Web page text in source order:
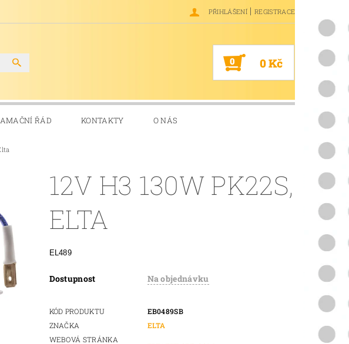
PŘIHLÁŠENÍ | REGISTRACE
0 0 Kč
ŘÁD KONTAKTY O NÁS
12V H3 130W PK22S,
ELTA
EL489
Dostupnost Na objednávku
KÓD PRODUKTU
EB0489SB
ZNAČKA
ELTA
WEBOVÁ STRÁNKA